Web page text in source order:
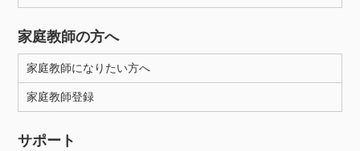
家庭教師の方へ
家庭教師になりたい方へ
家庭教師登録
サポート